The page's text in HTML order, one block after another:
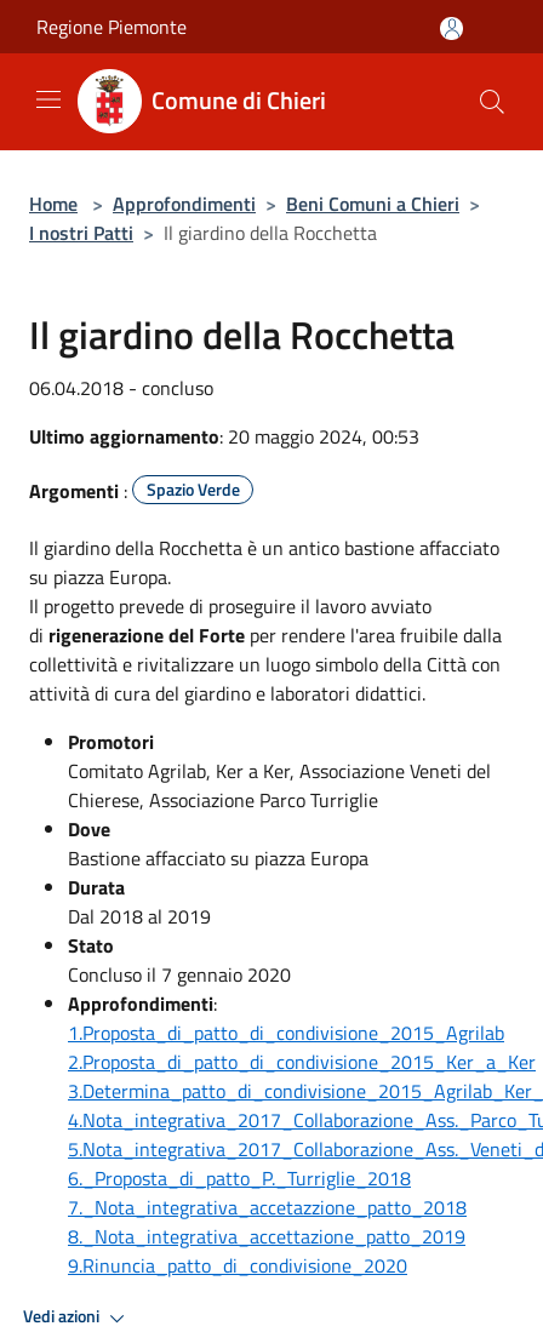
Salta al contenuto principale
Regione Piemonte
Comune di Chieri
Home > Approfondimenti > Beni Comuni a Chieri >
I nostri Patti > Il giardino della Rocchetta
Il giardino della Rocchetta
06.04.2018 - concluso
Ultimo aggiornamento: 20 maggio 2024, 00:53
Argomenti : Spazio Verde
Il giardino della Rocchetta è un antico bastione affacciato
su piazza Europa.
Il progetto prevede di proseguire il lavoro avviato
di rigenerazione del Forte per rendere l'area fruibile dalla
collettività e rivitalizzare un luogo simbolo della Città con
attività di cura del giardino e laboratori didattici.
Promotori
Comitato Agrilab, Ker a Ker, Associazione Veneti del
Chierese, Associazione Parco Turriglie
Dove
Bastione affacciato su piazza Europa
Durata
Dal 2018 al 2019
Stato
Concluso il 7 gennaio 2020
Approfondimenti:
1.Proposta_di_patto_di_condivisione_2015_Agrilab
2.Proposta_di_patto_di_condivisione_2015_Ker_a_Ker
6._Proposta_di_patto_P._Turriglie_2018
7._Nota_integrativa_accetazzione_patto_2018
8._Nota_integrativa_accettazione_patto_2019
9.Rinuncia_patto_di_condivisione_2020
Vedi azioni